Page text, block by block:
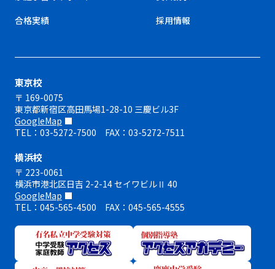
合格実績
採用情報
東京校
〒 169-0075
東京都新宿区高田馬場1-28-10 三慶ビル3F
GoogleMap
TEL：03-5272-7500 FAX：03-5272-7511
横浜校
〒 223-0061
横浜市港北区日吉 2-2-14 セイワビルⅡ 40
GoogleMap
TEL：045-565-4500 FAX：045-565-4555